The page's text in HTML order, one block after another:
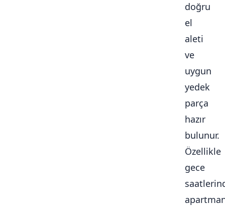
doğru
el
aleti
ve
uygun
yedek
parça
hazır
bulunur.
Özellikle
gece